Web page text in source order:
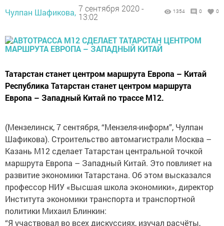
Чулпан Шафикова, 7 сентября 2020 -
13:02
1354 0 0
Татарстан станет центром маршрута Европа – Китай
Республика Татарстан станет центром маршрута
Европа – Западный Китай по трассе М12.
(Мензелинск, 7 сентября, “Мензеля-информ”, Чулпан
Шафикова). Строительство автомагистрали Москва –
Казань М12 сделает Татарстан центральной точкой
маршрута Европа – Западный Китай. Это повлияет на
развитие экономики Татарстана. Об этом высказался
профессор НИУ «Высшая школа экономики», директор
Института экономики транспорта и транспортной
политики Михаил Блинкин:
“Я участвовал во всех дискуссиях, изучал расчёты,